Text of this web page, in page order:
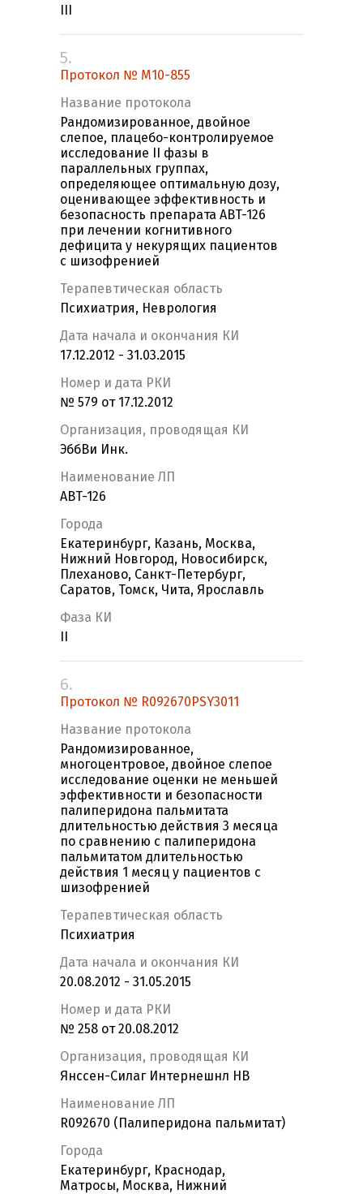
5.
Протокол № M10-855
Название протокола
Рандомизированное, двойное
слепое, плацебо-контролируемое
исследование II фазы в
параллельных группах,
определяющее оптимальную дозу,
оценивающее эффективность и
безопасность препарата ABT-126
при лечении когнитивного
дефицита у некурящих пациентов
с шизофренией
Терапевтическая область
Психиатрия, Неврология
Дата начала и окончания КИ
17.12.2012 - 31.03.2015
Номер и дата РКИ
№ 579 от 17.12.2012
Организация, проводящая КИ
ЭббВи Инк.
Наименование ЛП
ABT-126
Города
Екатеринбург, Казань, Москва,
Нижний Новгород, Новосибирск,
Плеханово, Санкт-Петербург,
Саратов, Томск, Чита, Ярославль
Фаза КИ
6.
Протокол № R092670PSY3011
Название протокола
Рандомизированное,
многоцентровое, двойное слепое
исследование оценки не меньшей
эффективности и безопасности
палиперидона пальмитата
длительностью действия 3 месяца
по сравнению с палиперидона
пальмитатом длительностью
действия 1 месяц у пациентов с
шизофренией
Терапевтическая область
Психиатрия
Дата начала и окончания КИ
20.08.2012 - 31.05.2015
Номер и дата РКИ
№ 258 от 20.08.2012
Организация, проводящая КИ
Янссен-Силаг Интернешнл НВ
Наименование ЛП
R092670 (Палиперидона пальмитат)
Города
Екатеринбург, Краснодар,
Матросы, Москва, Нижний